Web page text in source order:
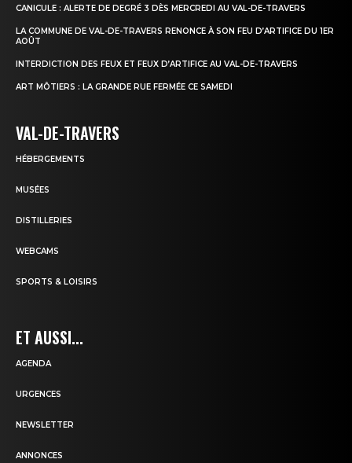
CANICULE : ALERTE DE DEGRÉ 3 DÈS MERCREDI AU VAL-DE-TRAVERS
LA COMMUNE DE VAL-DE-TRAVERS RENONCE À SON FEU D’ARTIFICE DU 1ER
AOÛT
INTERDICTION DES FEUX ET FEUX D’ARTIFICE AU VAL-DE-TRAVERS
ART MÔTIERS : LA GRANDE RUE FERMÉE CE SAMEDI
VAL-DE-TRAVERS
HÉBERGEMENTS
MUSÉES
DISTILLERIES
WEBCAMS
SPORTS & LOISIRS
ET AUSSI...
AGENDA
URGENCES
NEWSLETTER
ANNONCES